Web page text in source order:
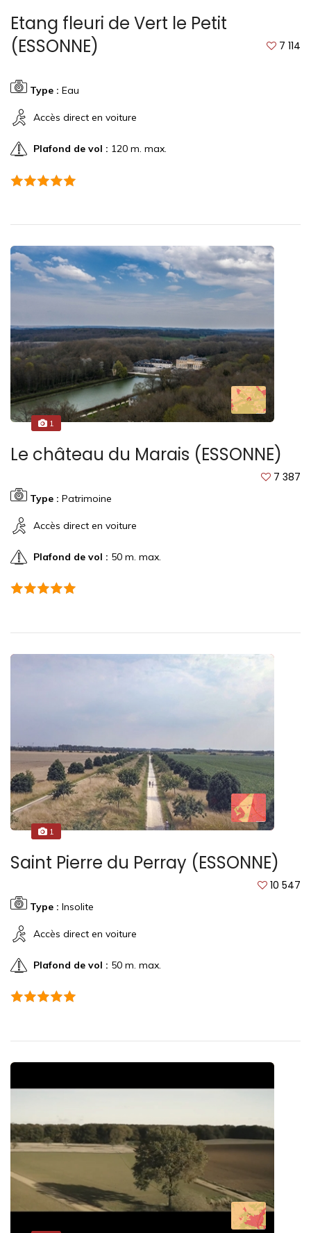
Etang fleuri de Vert le Petit
(ESSONNE)
7 114
Type : Eau
Accès direct en voiture
Plafond de vol : 120 m. max.
1
Le château du Marais (ESSONNE)
7 387
Type : Patrimoine
Accès direct en voiture
Plafond de vol : 50 m. max.
1
Saint Pierre du Perray (ESSONNE)
10 547
Type : Insolite
Accès direct en voiture
Plafond de vol : 50 m. max.